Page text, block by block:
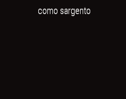
como sargento